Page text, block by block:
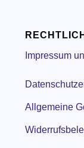
Impressum
Allgemeine